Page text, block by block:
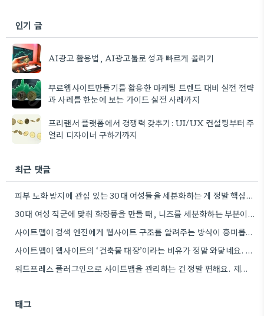
인기 글
AI광고 활용법, AI광고툴로 성과 빠르게 올리기
무료웹사이트만들기를 활용한 마케팅 트렌드 대비 실전 전략
과 사례를 한눈에 보는 가이드 실전 사례까지
프리랜서 플랫폼에서 경쟁력 갖추기: UI/UX 컨설팅부터 주
얼리 디자이너 구하기까지
최근 댓글
피부 노화 방지에 관심 있는 30대 여성들을 세분화하는 게 정말 핵심인 것 같아요. 제가 경험해…
30대 여성 직군에 맞춰 화장품을 만들 때, 니즈를 세분화하는 부분이 정말 중요하네요. 단순히 '30대 여성'으로…
사이트맵이 검색 엔진에게 웹사이트 구조를 알려주는 방식이 흥미롭네요. 특히, CMS 플러그인을 통해 자동으로 관리하는 부분은…
사이트맵이 웹사이트의 ‘건축물 대장’이라는 비유가 정말 와닿네요. 구조화된 정보 제공이 SEO에 얼마나 중요한지 다시 한번…
워드프레스 플러그인으로 사이트맵을 관리하는 건 정말 편해요. 제가 Rank Math를 사용하는데, 페이지 변경 후 자동으로…
태그